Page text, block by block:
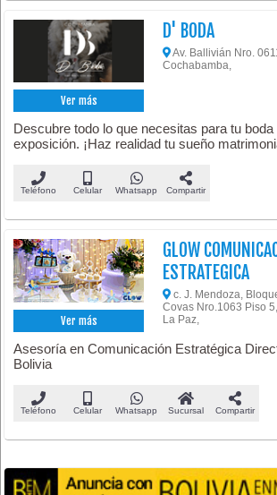
Ver más
D' BODA
Av. Ballivián Nro.
Cochabamba,
Descubre todo lo que necesitas para tu
exposición. ¡Haz realidad tu sueño
Teléfono Celular Whatsapp Compartir
Ver más
GLOW
ESTRATEGICA
c. J. Mendoza,
Covas Nro.1063 Piso
La Paz,
Asesoría en Comunicación Estratégica
Bolivia
Teléfono Celular Whatsapp Sucursal Compartir